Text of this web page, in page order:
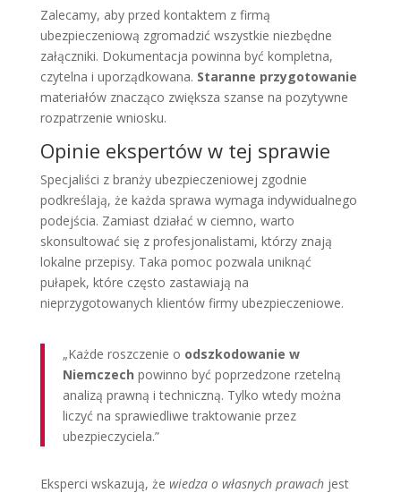
Zalecamy, aby przed kontaktem z firmą
ubezpieczeniową zgromadzić wszystkie niezbędne
załączniki. Dokumentacja powinna być kompletna,
czytelna i uporządkowana. Staranne przygotowanie
materiałów znacząco zwiększa szanse na pozytywne
rozpatrzenie wniosku.
Opinie ekspertów w tej sprawie
Specjaliści z branży ubezpieczeniowej zgodnie
podkreślają, że każda sprawa wymaga indywidualnego
podejścia. Zamiast działać w ciemno, warto
skonsultować się z profesjonalistami, którzy znają
lokalne przepisy. Taka pomoc pozwala uniknąć
pułapek, które często zastawiają na
nieprzygotowanych klientów firmy ubezpieczeniowe.
„Każde roszczenie o odszkodowanie w
Niemczech powinno być poprzedzone rzetelną
analizą prawną i techniczną. Tylko wtedy można
liczyć na sprawiedliwe traktowanie przez
ubezpieczyciela.”
Eksperci wskazują, że wiedza o własnych prawachjest